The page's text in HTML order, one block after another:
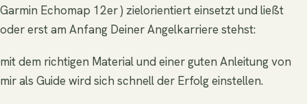
Garmin Echomap 12er ) zielorientiert einsetzt und ließt
oder erst am Anfang Deiner Angelkarriere stehst:
mit dem richtigen Material und einer guten Anleitung von
mir als Guide wird sich schnell der Erfolg einstellen.